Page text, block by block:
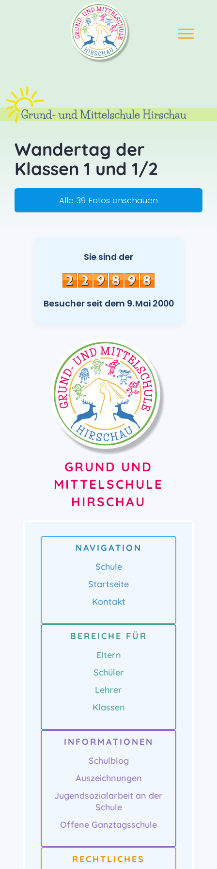
Wandertag der
Klassen 1 und 1/2
Alle 39 Fotos anschauen
Sie sind der
Besucher seit dem 9. Mai 2000
GRUND UND
MITTELSCHULE
HIRSCHAU
NAVIGATION
Schule
Startseite
Kontakt
BEREICHE FÜR
Eltern
Schüler
Lehrer
Klassen
INFORMATIONEN
Schulblog
Auszeichnungen
Jugendsozialarbeit an der
Schule
Offene Ganztagsschule
RECHTLICHES